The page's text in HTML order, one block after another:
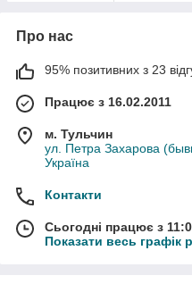
Про нас
95% позитивних з 23
Працює з 16.02.2011
м. Тульчин
ул. Петра Захарова
Україна
Контакти
Сьогодні працює з
Показати весь графік